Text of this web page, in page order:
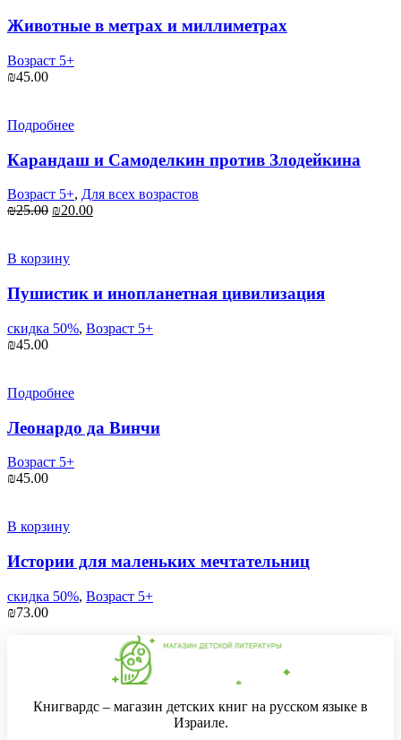
Животные в метрах и миллиметрах
Возраст 5+
₪45.00
Подробнее
Карандаш и Самоделкин против Злодейкина
Возраст 5+, Для всех возрастов
₪25.00 Первоначальная
₪25.00.
₪20.00Текущая
В корзину
Пушистик и инопланетная цивилизация
скидка 50%, Возраст 5+
₪45.00
Подробнее
Леонардо да Винчи
Возраст 5+
₪45.00
В корзину
Истории для маленьких мечтательниц
скидка 50%, Возраст 5+
₪73.00
Книгвардс – магазин детских книг на русском языке в
Израиле.